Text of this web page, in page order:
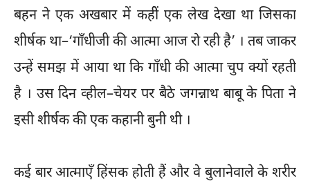
बहन ने एक अखबार में कहीें एक लेख देखा था जिसका
शीर्षक था–‘गाँधीजी की आत्मा आज रो रही है’ । तब जाकर
उन्हें समझ में आया था कि गाँधी की आत्मा चुप क्यों रहती
है । उस दिन व्हील–चेयर पर बैठे जगन्नाथ बाबू के पिता ने
इसी शीर्षक की एक कहानी बुनी थी ।
कई बार आत्माएँ हिंसक होती हैं और वे बुलानेवाले के शरीर